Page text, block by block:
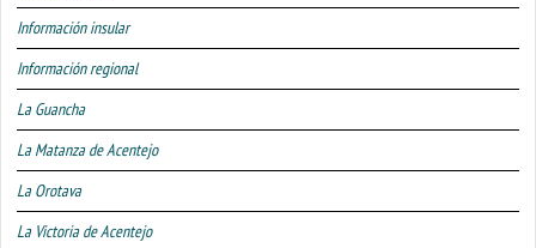
Información insular
Información regional
La Guancha
La Matanza de Acentejo
La Orotava
La Victoria de Acentejo